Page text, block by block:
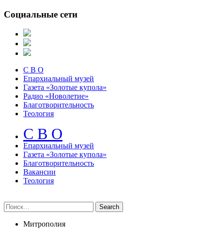
Социальные сети
С В О
Епархиальный музей
Газета «Золотые купола»
Радио «Новолетие»
Благотворительность
Теология
С В О
Епархиальный музeй
Газета «Золотые купола»
Благотворительность
Вакансии
Теология
Митрополия